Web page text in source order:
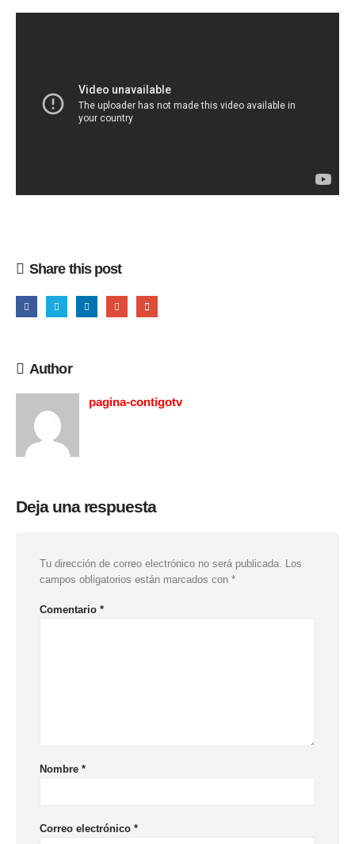
Share this post
Author
pagina-contigotv
Deja una respuesta
Tu dirección de correo electrónico no será publicada.
Los
campos obligatorios están marcados con *
Comentario *
Nombre *
Correo electrónico *